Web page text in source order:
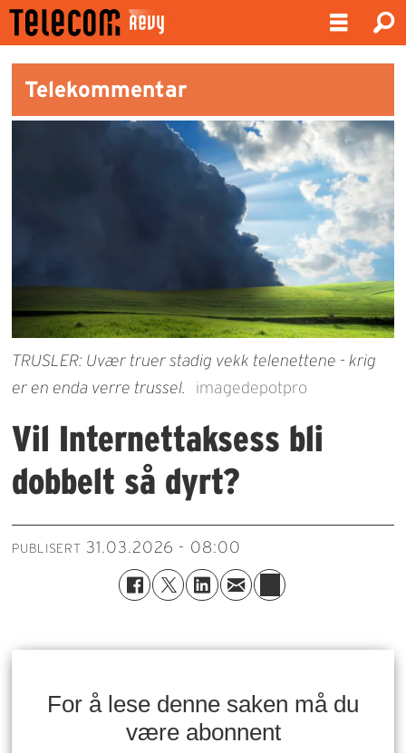
Telekommentar
TRUSLER: Uvær truer stadig vekk telenettene - krig
er en enda verre trussel.
imagedepotpro
Vil Internettaksess bli
dobbelt så dyrt?
PUBLISERT 31.03.2026 - 08:00
For å lese denne saken må du
være abonnent